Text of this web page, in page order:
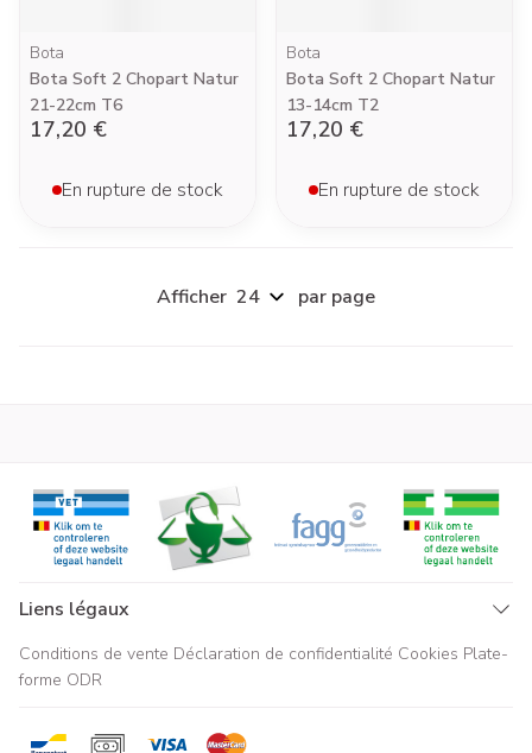
Bota
Bota Soft 2 Chopart Natur
21-22cm T6
17,20 €
En rupture de stock
Bota
Bota Soft 2 Chopart Natur
13-14cm T2
17,20 €
En rupture de stock
Afficher par page
Liens légaux
Conditions de vente Déclaration de confidentialité Cookies Plate-
forme ODR